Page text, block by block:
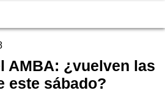
AMBA: ¿vuelven las
este sábado?